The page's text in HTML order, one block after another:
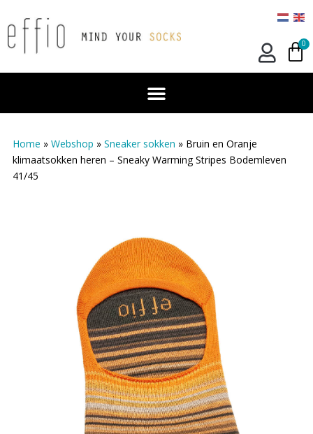
0
Home » Webshop » Sneaker sokken » Bruin en Oranje
klimaatsokken heren – Sneaky Warming Stripes Bodemleven
41/45